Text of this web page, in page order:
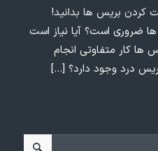
کردن بریس ها بدانید!
ضروری است؟ آیا نیاز است
کار متفاوتی انجام
درد وجود دارد؟[…]